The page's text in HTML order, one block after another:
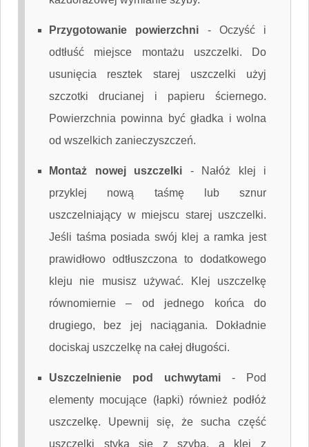
Przygotowanie powierzchni - Oczyść i
odtłuść miejsce montażu uszczelki. Do
usunięcia resztek starej uszczelki użyj
szczotki drucianej i papieru ściernego.
Powierzchnia powinna być gładka i wolna
od wszelkich zanieczyszczeń.
Montaż nowej uszczelki -
Nałóż klej i
przyklej nową taśmę lub sznur
uszczelniający w miejscu starej uszczelki.
Jeśli taśma posiada swój klej a ramka jest
prawidłowo odtłuszczona to dodatkowego
kleju nie musisz używać. Klej uszczelkę
równomiernie – od jednego końca do
drugiego, bez jej naciągania. Dokładnie
dociskaj uszczelkę na całej długości.
Uszczelnienie pod uchwytami -
Pod
elementy mocujące (łapki) również podłóż
uszczelkę. Upewnij się, że sucha część
uszczelki styka się z szybą, a klej z